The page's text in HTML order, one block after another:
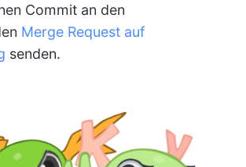
Commit an den
Merge Request auf
senden.